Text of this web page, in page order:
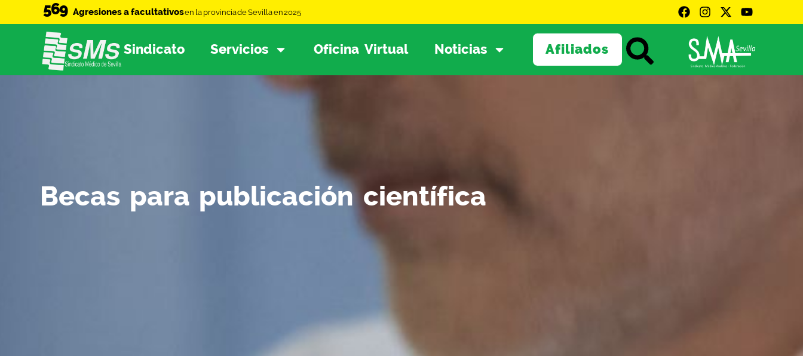
Agresiones a facultativosen la provincia de Sevilla en 2025
569
Sindicato Servicios Oficina Virtual Noticias Afiliados
Becas para publicación científica